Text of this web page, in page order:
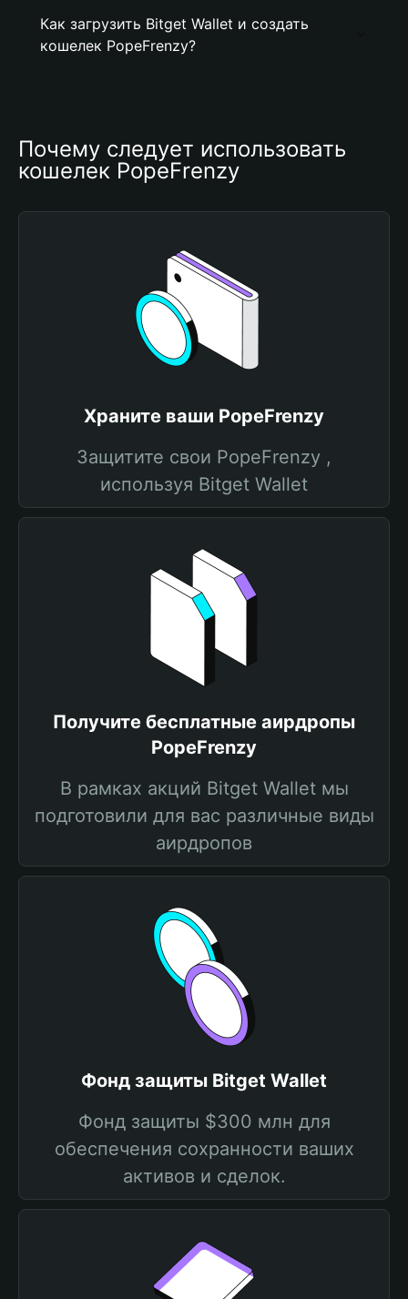
Как загрузить Bitget Wallet и создать
кошелек PopeFrenzy?
Почему следует использовать
кошелек PopeFrenzy
Храните ваши PopeFrenzy
Защитите свои PopeFrenzy ,
используя Bitget Wallet
Получите бесплатные аирдропы
PopeFrenzy
В рамках акций Bitget Wallet мы
подготовили для вас различные виды
аирдропов
Фонд защиты Bitget Wallet
Фонд защиты $300 млн для
обеспечения сохранности ваших
активов и сделок.